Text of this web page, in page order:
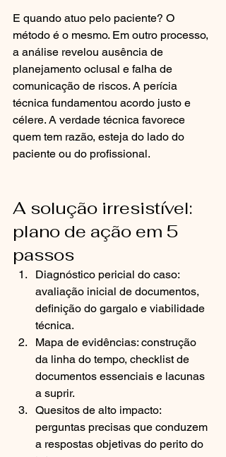
E quando atuo pelo paciente? O
método é o mesmo. Em outro processo,
a análise revelou ausência de
planejamento oclusal e falha de
comunicação de riscos. A perícia
técnica fundamentou acordo justo e
célere. A verdade técnica favorece
quem tem razão, esteja do lado do
paciente ou do profissional.
A solução irresistível:
plano de ação em 5
passos
Diagnóstico pericial do caso:
avaliação inicial de documentos,
definição do gargalo e viabilidade
técnica.
Mapa de evidências: construção
da linha do tempo, checklist de
documentos essenciais e lacunas
a suprir.
Quesitos de alto impacto:
perguntas precisas que conduzem
a respostas objetivas do perito do